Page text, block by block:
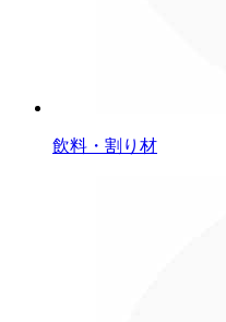
飲料・割り材